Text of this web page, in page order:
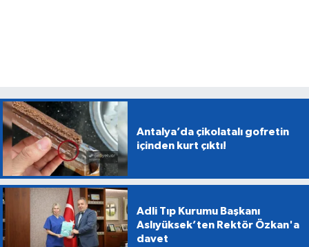
Antalya’da çikolatalı gofretin
içinden kurt çıktı!
Adli Tıp Kurumu Başkanı
Aslıyüksek’ten Rektör Özkan'a
davet